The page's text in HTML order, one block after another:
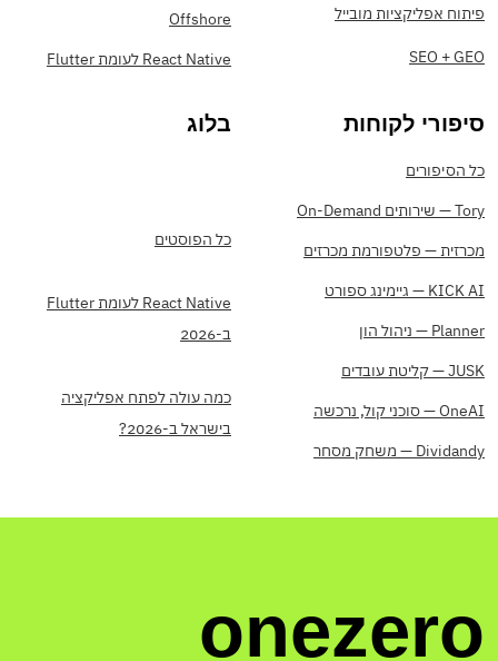
פיתוח אפליקציות מובייל
SEO + GEO
Offshore
React Native לעומת Flutter
סיפורי לקוחות
כל הסיפורים
Tory — שירותים On-Demand
מכרזית — פלטפורמת מכרזים
KICK AI — גיימינג ספורט
Planner — ניהול הון
JUSK — קליטת עובדים
OneAI — סוכני קול, נרכשה
Dividandy — משחק מסחר
בלוג
כל הפוסטים
React Native לעומת Flutter
ב-2026
כמה עולה לפתח אפליקציה
בישראל ב-2026?
onezero